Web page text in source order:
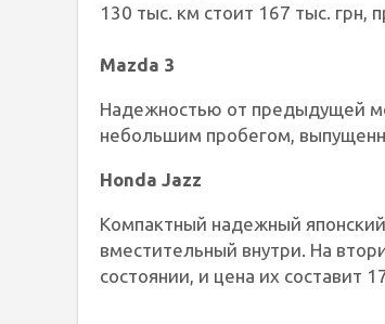
130 тыс. км стоит 167 тыс. грн,
Mazda 3
Надежностью от предыдущей
небольшим пробегом,
Honda Jazz
Компактный надежный
вместительный внутри. На
состоянии, и цена их составит